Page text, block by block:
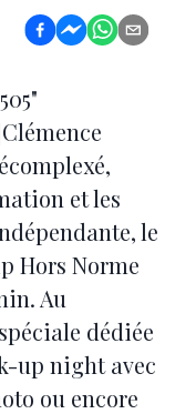
et les
le
Hors Norme
Au
dédiée
up night avec
ou encore